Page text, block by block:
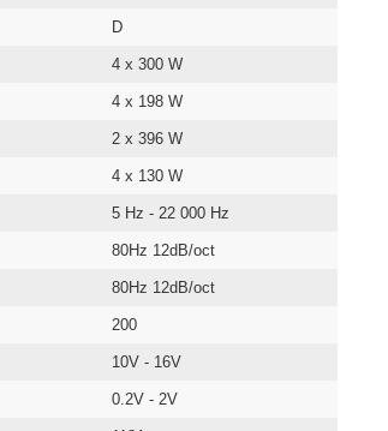
D
4 x 300 W
4 x 198 W
2 x 396 W
4 x 130 W
5 Hz - 22 000 Hz
80Hz 12dB/oct
80Hz 12dB/oct
200
10V - 16V
0.2V - 2V